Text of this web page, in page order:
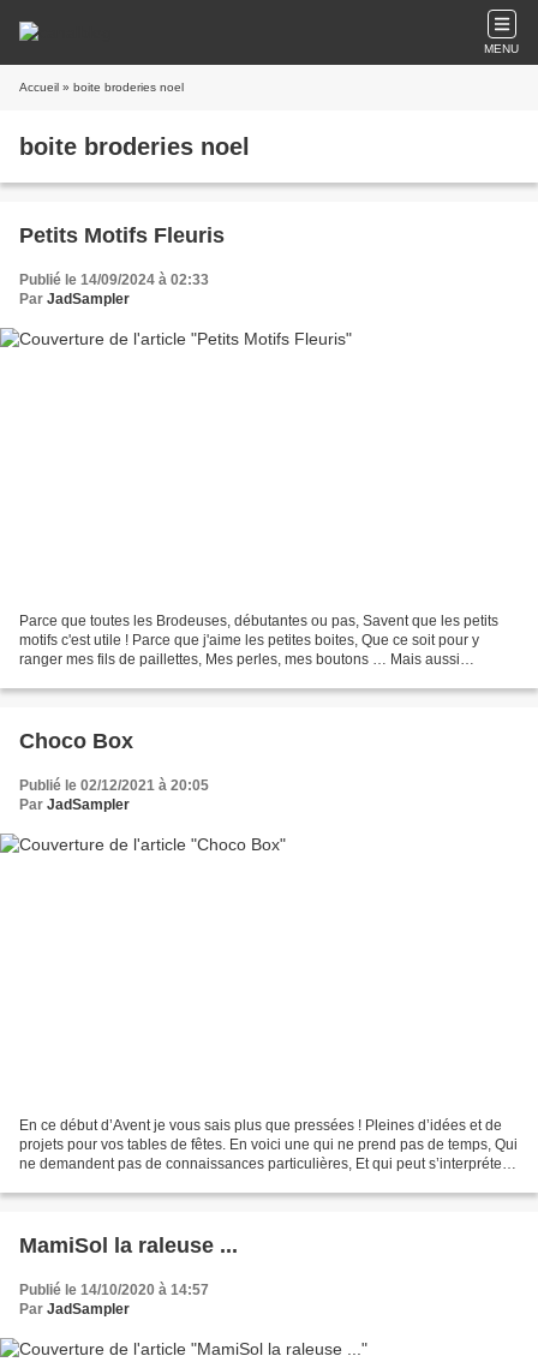
MENU
Accueil » boite broderies noel
boite broderies noel
Petits Motifs Fleuris
Publié le 14/09/2024 à 02:33
Par JadSampler
Parce que toutes les Brodeuses, débutantes ou pas, Savent que les petits
motifs c'est utile ! Parce que j'aime les petites boites, Que ce soit pour y
ranger mes fils de paillettes, Mes perles, mes boutons … Mais aussi
Choco Box
Publié le 02/12/2021 à 20:05
Par JadSampler
En ce début d’Avent je vous sais plus que pressées ! Pleines d’idées et de
projets pour vos tables de fêtes. En voici une qui ne prend pas de temps, Qui
ne demandent pas de connaissances particulières, Et qui peut s’interpréter
MamiSol la raleuse ...
Publié le 14/10/2020 à 14:57
Par JadSampler